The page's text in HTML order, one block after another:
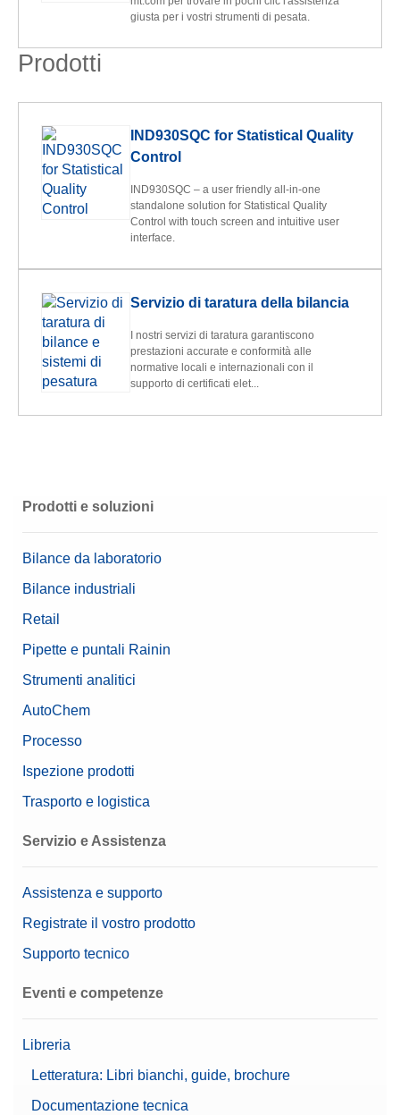
giusta per i vostri strumenti di pesata.
Prodotti
IND930SQC for Statistical Quality
Control
IND930SQC – a user friendly all-in-one
standalone solution for Statistical Quality
Control with touch screen and intuitive user
interface.
Servizio di taratura della bilancia
I nostri servizi di taratura garantiscono
prestazioni accurate e conformità alle
normative locali e internazionali con il
supporto di certificati elet...
Prodotti e soluzioni
Bilance da laboratorio
Bilance industriali
Retail
Pipette e puntali Rainin
Strumenti analitici
AutoChem
Processo
Ispezione prodotti
Trasporto e logistica
Servizio e Assistenza
Assistenza e supporto
Registrate il vostro prodotto
Supporto tecnico
Eventi e competenze
Libreria
Letteratura: Libri bianchi, guide, brochure
Documentazione tecnica